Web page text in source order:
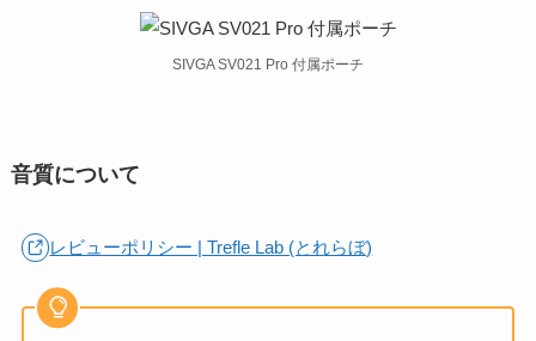
SIVGA SV021 Pro 付属ポーチ
音質について
レビューポリシー | Trefle Lab (とれらぼ)